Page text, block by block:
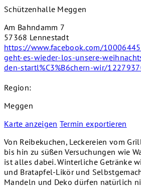
Schützenhalle Meggen
Am Bahndamm 7
57368 Lennestadt
https://www.facebook.com/
geht-es-wieder-los-unsere-
den-startl%C3%B6chern-wir/
Region:
Meggen
Karte anzeigen Termin exportieren
Von Reibekuchen, Leckereien vom
bis hin zu süßen Versuchungen wie
ist alles dabei. Winterliche Getränke
und Bratapfel-Likör und
Mandeln und Deko dürfen natürlich